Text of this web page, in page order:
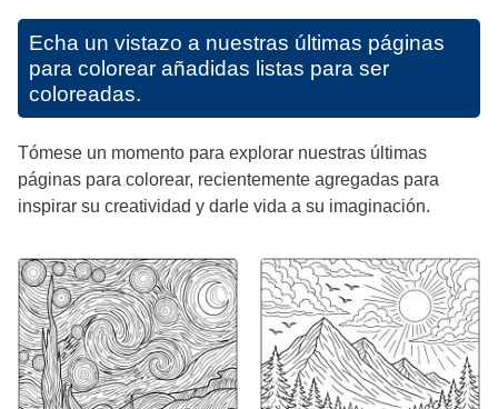
Echa un vistazo a nuestras últimas páginas
para colorear añadidas listas para ser
coloreadas.
Tómese un momento para explorar nuestras últimas
páginas para colorear, recientemente agregadas para
inspirar su creatividad y darle vida a su imaginación.